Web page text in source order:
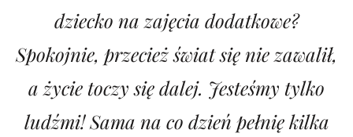
dziecko na zajęcia dodatkowe?
Spokojnie, przecież świat się nie zawalił,
a życie toczy się dalej. Jesteśmy tylko
ludźmi! Sama na co dzień pełnię kilka